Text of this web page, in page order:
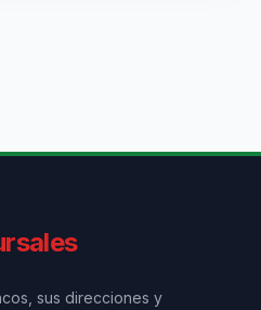
sus direcciones y